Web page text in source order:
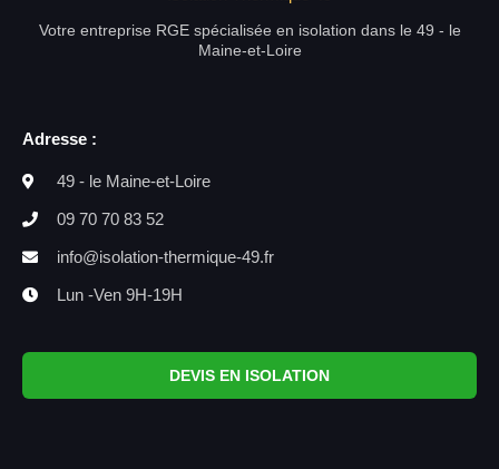
Votre entreprise RGE spécialisée en isolation dans le 49 - le
Maine-et-Loire
Adresse :
49 - le Maine-et-Loire
09 70 70 83 52
info@isolation-thermique-49.fr
Lun -Ven 9H-19H
DEVIS EN ISOLATION